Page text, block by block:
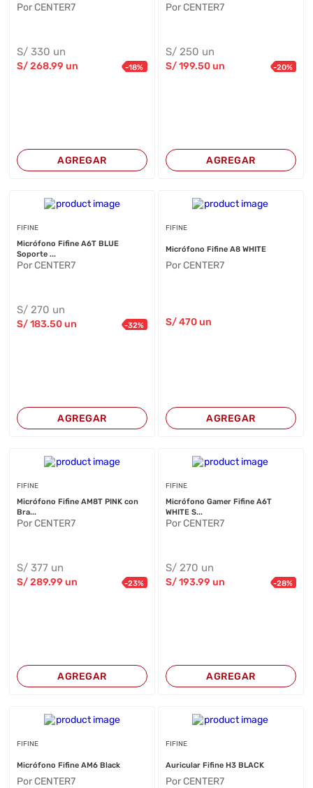
Por CENTER7
S/330 un
S/268.99 un -18%
AGREGAR
Por CENTER7
S/ 250 un
S/199.50un -20%
AGREGAR
FIFINE
Micrófono Fifine A6T BLUE
Soporte ...
Por CENTER7
S/270 un
S/183.50 un -32%
AGREGAR
FIFINE
Micrófono Fifine A8 WHITE
Por CENTER7
S/470un
AGREGAR
FIFINE
Micrófono Fifine AM8T PINK con
Bra...
Por CENTER7
S/377 un
S/289.99 un -23%
AGREGAR
FIFINE
Micrófono Gamer Fifine A6T
WHITE S...
Por CENTER7
S/ 270 un
S/193.99 un -28%
AGREGAR
FIFINE
Micrófono Fifine AM6 Black
Por CENTER7
FIFINE
Auricular Fifine H3 BLACK
Por CENTER7